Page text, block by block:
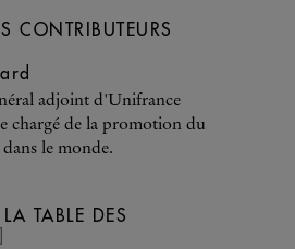
CONTRIBUTEURS
adjoint d'Unifrance
chargé de la promotion du
le monde.
TABLE DES